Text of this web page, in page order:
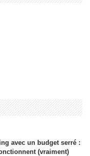
avec un budget serré :
(vraiment)